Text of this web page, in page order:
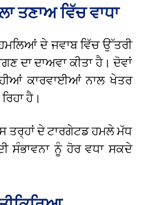
ਤਣਾਅ ਵਿੱਚ ਵਾਧਾ
ਦੇ ਜਵਾਬ ਵਿੱਚ ਉੱਤਰੀ
ਦਾ ਦਾਅਵਾ ਕੀਤਾ ਹੈ। ਦੋਵਾਂ
ਕਾਰਵਾਈਆਂ ਨਾਲ ਖੇਤਰ
ਹੈ।
ਤਰ੍ਹਾਂ ਦੇ ਟਾਰਗੇਟਡ ਹਮਲੇ ਮੱਧ
ਸੰਭਾਵਨਾ ਨੂੰ ਹੋਰ ਵਧਾ ਸਕਦੇ